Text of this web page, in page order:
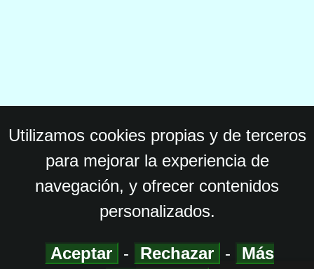
Utilizamos cookies propias y de terceros
para mejorar la experiencia de
navegación, y ofrecer contenidos
personalizados.
Aceptar - Rechazar - Más